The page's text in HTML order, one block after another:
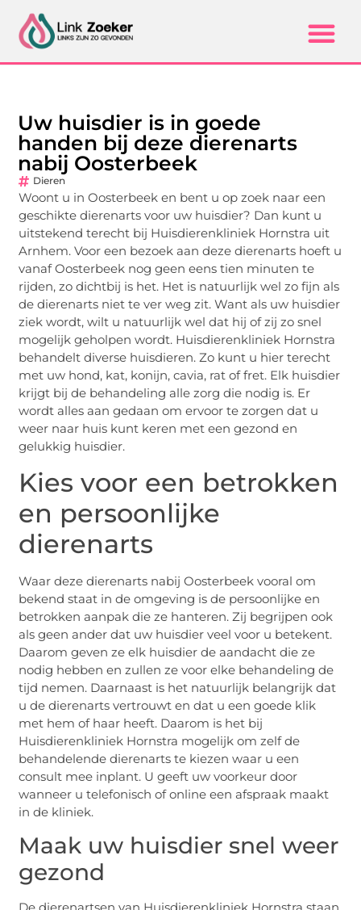
Uw huisdier is in goede
handen bij deze dierenarts
nabij Oosterbeek
Dieren
Woont u in Oosterbeek en bent u op zoek naar een
geschikte dierenarts voor uw huisdier? Dan kunt u
uitstekend terecht bij Huisdierenkliniek Hornstra uit
Arnhem. Voor een bezoek aan deze dierenarts hoeft u
vanaf Oosterbeek nog geen eens tien minuten te
rijden, zo dichtbij is het. Het is natuurlijk wel zo fijn als
de dierenarts niet te ver weg zit. Want als uw huisdier
ziek wordt, wilt u natuurlijk wel dat hij of zij zo snel
mogelijk geholpen wordt. Huisdierenkliniek Hornstra
behandelt diverse huisdieren. Zo kunt u hier terecht
met uw hond, kat, konijn, cavia, rat of fret. Elk huisdier
krijgt bij de behandeling alle zorg die nodig is. Er
wordt alles aan gedaan om ervoor te zorgen dat u
weer naar huis kunt keren met een gezond en
gelukkig huisdier.
Kies voor een betrokken
en persoonlijke
dierenarts
Waar deze dierenarts nabij Oosterbeek vooral om
bekend staat in de omgeving is de persoonlijke en
betrokken aanpak die ze hanteren. Zij begrijpen ook
als geen ander dat uw huisdier veel voor u betekent.
Daarom geven ze elk huisdier de aandacht die ze
nodig hebben en zullen ze voor elke behandeling de
tijd nemen. Daarnaast is het natuurlijk belangrijk dat
u de dierenarts vertrouwt en dat u een goede klik
met hem of haar heeft. Daarom is het bij
Huisdierenkliniek Hornstra mogelijk om zelf de
behandelende dierenarts te kiezen waar u een
consult mee inplant. U geeft uw voorkeur door
wanneer u telefonisch of online een afspraak maakt
in de kliniek.
Maak uw huisdier snel weer
gezond